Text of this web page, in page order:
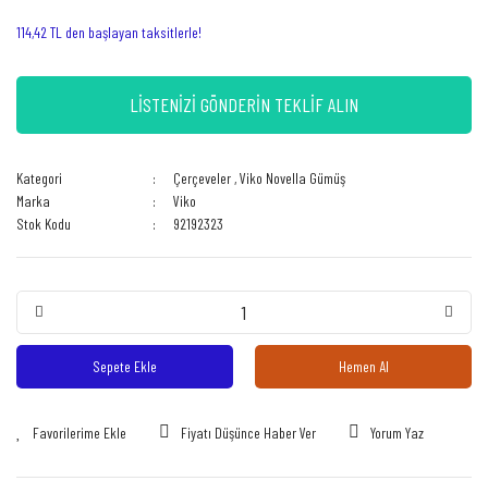
114,42 TL den başlayan taksitlerle!
LİSTENİZİ GÖNDERİN TEKLİF ALIN
Kategori Çerçeveler ,Viko Novella Gümüş
Marka
Viko
Stok Kodu
92192323
Sepete Ekle Hemen Al
Fiyatı Düşünce Haber Ver Yorum Yaz